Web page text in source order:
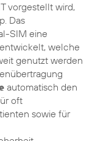
vorgestellt wird,
Das
SIM eine
entwickelt, welche
genutzt werden
automatisch den
oft
sowie für